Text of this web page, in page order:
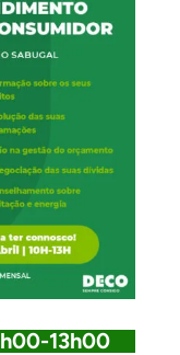
13h00